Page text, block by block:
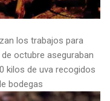
los trabajos para
octubre aseguraban
kilos de uva recogidos
bodegas